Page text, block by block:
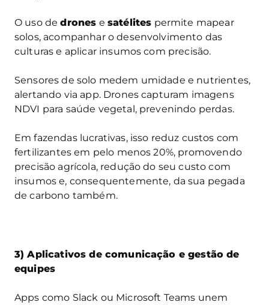
O uso dedrones e satélites permite mapear
solos, acompanhar o desenvolvimento das
culturas e aplicar insumos com precisão.
Sensores de solo medem umidade e nutrientes,
alertando via app. Drones capturam imagens
NDVI para saúde vegetal, prevenindo perdas.
Em fazendas lucrativas, isso reduz custos com
fertilizantes em pelo menos 20%, promovendo
precisão agrícola, redução do seu custo com
insumos e, consequentemente, da sua pegada
de carbono também.
3) Aplicativos de comunicação e gestão de
equipes
Apps como Slack ou Microsoft Teams unem